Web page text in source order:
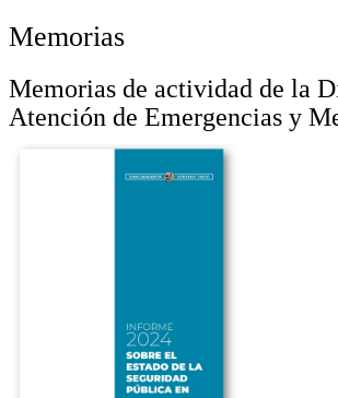
Memorias
Memorias de actividad de la
Atención de Emergencias y